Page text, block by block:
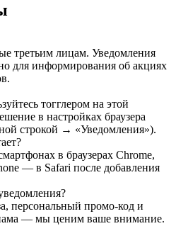
третьим лицам. Уведомления
для информирования об акциях
тогглером на этой
в настройках браузера
строкой → «Уведомления»).
в браузерах Chrome,
— в Safari после добавления
персональный промо-код и
— мы ценим ваше внимание.